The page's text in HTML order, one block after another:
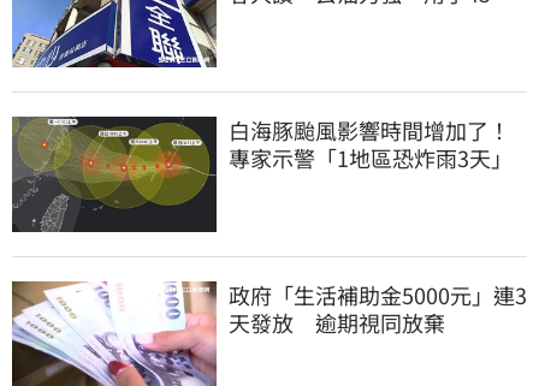
白海豚颱風影響時間增加了！
專家示警「1地區恐炸雨3天」
政府「生活補助金5000元」連3
天發放 逾期視同放棄